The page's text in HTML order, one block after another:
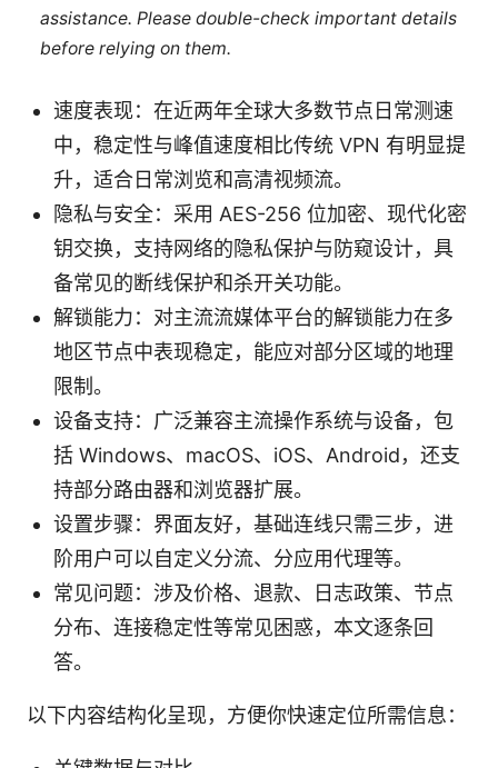
assistance. Please double-check important details
before relying on them.
速度表现：在近两年全球大多数节点日常测速
中，稳定性与峰值速度相比传统 VPN 有明显提
升，适合日常浏览和高清视频流。
隐私与安全：采用 AES-256 位加密、现代化密
钥交换，支持网络的隐私保护与防窥设计，具
备常见的断线保护和杀开关功能。
解锁能力：对主流流媒体平台的解锁能力在多
地区节点中表现稳定，能应对部分区域的地理
限制。
设备支持：广泛兼容主流操作系统与设备，包
括 Windows、macOS、iOS、Android，还支
持部分路由器和浏览器扩展。
设置步骤：界面友好，基础连线只需三步，进
阶用户可以自定义分流、分应用代理等。
常见问题：涉及价格、退款、日志政策、节点
分布、连接稳定性等常见困惑，本文逐条回
答。
以下内容结构化呈现，方便你快速定位所需信息：